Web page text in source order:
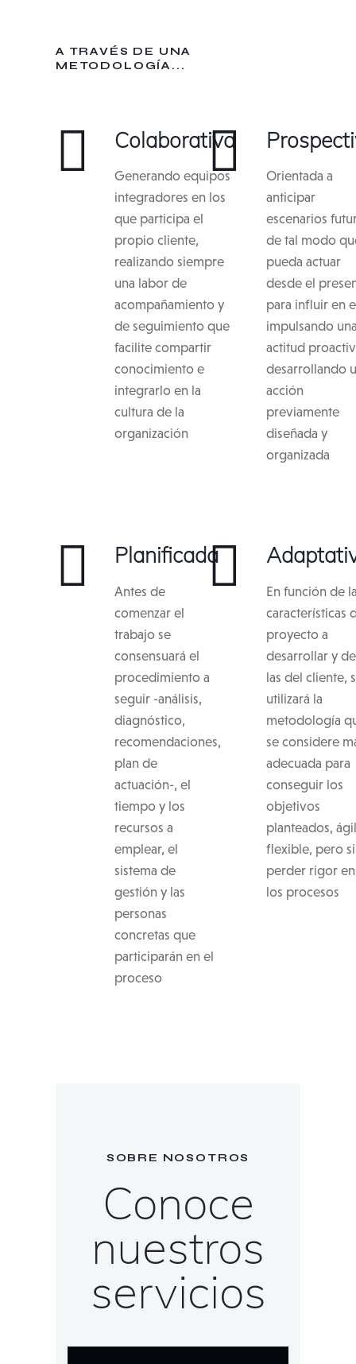
A TRAVÉS DE UNA
METODOLOGÍA...
Colaborativa
Generando equipos
integradores en los
que participa el
propio cliente,
realizando siempre
una labor de
acompañamiento y
de seguimiento que
facilite compartir
conocimiento e
integrarlo en la
cultura de la
organización
Orientada a
anticipar
escenarios
de tal modo
pueda actuar
desde el
para influir en
impulsando
actitud
desarrollando
acción
previamente
diseñada y
organizada
Planificada
Antes de
comenzar el
trabajo se
consensuará el
procedimiento a
seguir -análisis,
diagnóstico,
recomendaciones,
plan de
actuación-, el
tiempo y los
recursos a
emplear, el
sistema de
gestión y las
personas
concretas que
participarán en el
proceso
En función de
características
proyecto a
desarrollar y de
las del cliente,
utilizará la
metodología
se considere
adecuada para
conseguir los
objetivos
planteados,
flexible, pero
perder rigor en
los procesos
SOBRE NOSOTROS
Conoce
nuestros
servicios